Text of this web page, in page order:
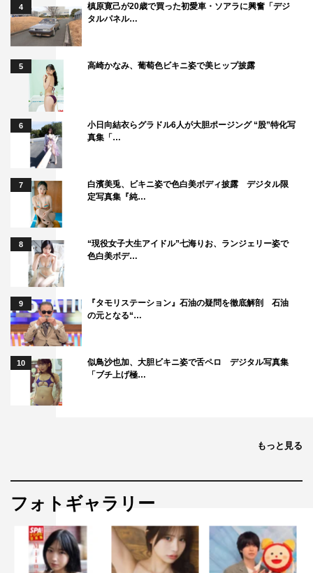
4
槙原寛己が20歳で買った初愛車・ソアラに興奮「デジ
タルパネル…
5 高崎かなみ、葡萄色ビキニ姿で美ヒップ披露
6
小日向結衣らグラドル6人が大胆ポージング “股”特化写
真集「…
7
白濱美兎、ビキニ姿で色白美ボディ披露 デジタル限
定写真集『純…
8
“現役女子大生アイドル”七海りお、ランジェリー姿で
色白美ボデ…
9
『タモリステーション』石油の疑問を徹底解剖 石油
の元となる“…
10
似鳥沙也加、大胆ビキニ姿で舌ペロ デジタル写真集
「ブチ上げ極…
もっと見る
フォトギャラリー